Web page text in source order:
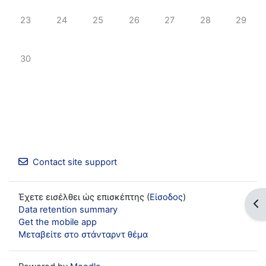
No events, Δευτέρα, 23 Ιουνίου
23 No events, Τρίτη, 24 Ιουνίου
24 No events, Τετάρτη, 25 Ιουνίου
25 No events, Πέμπτη, 26 Ιουνίου
26 No events, Παρασκευή,
27 No events,
28 No
29
No events, Δευτέρα, 30 Ιουνίου
30
Contact site support
Έχετε εισέλθει ώς επισκέπτης (Είσοδος)
Data retention summary
Get the mobile app
Μεταβείτε στο στάνταρντ θέμα